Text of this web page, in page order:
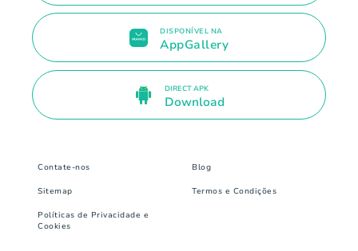
DISPONÍVEL NA
AppGallery
DIRECT APK
Download
Contate-nos Blog
Sitemap Termos e Condições
Políticas de Privacidade e
Cookies